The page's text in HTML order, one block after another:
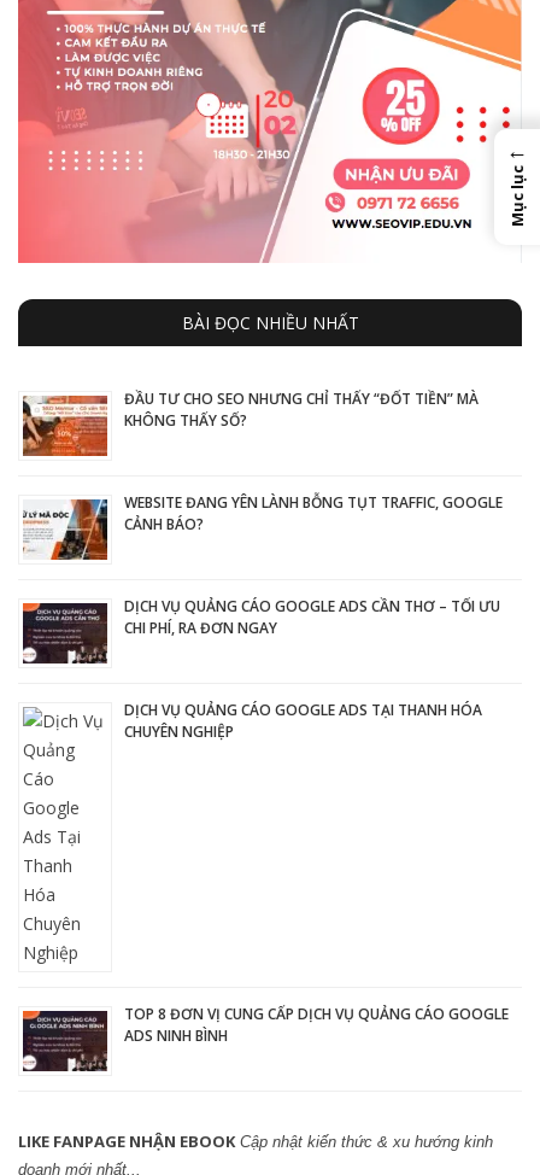
BÀI ĐỌC NHIỀU NHẤT
ĐẦU TƯ CHO SEO NHƯNG CHỈ THẤY “ĐỐT TIỀN” MÀ
KHÔNG THẤY SỐ?
WEBSITE ĐANG YÊN LÀNH BỖNG TỤT TRAFFIC, GOOGLE
CẢNH BÁO?
DỊCH VỤ QUẢNG CÁO GOOGLE ADS CẦN THƠ – TỐI ƯU
CHI PHÍ, RA ĐƠN NGAY
DỊCH VỤ QUẢNG CÁO GOOGLE ADS TẠI THANH HÓA
CHUYÊN NGHIỆP
TOP 8 ĐƠN VỊ CUNG CẤP DỊCH VỤ QUẢNG CÁO GOOGLE
ADS NINH BÌNH
LIKE FANPAGE NHẬN EBOOK Cập nhật kiến thức & xu hướng kinh
doanh mới nhất...
←
Mục lục